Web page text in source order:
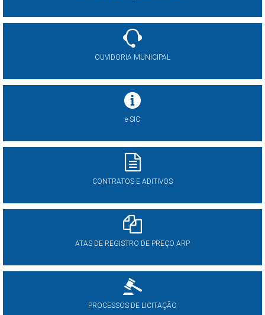
OUVIDORIA MUNICIPAL
e-SIC
CONTRATOS E ADITIVOS
ATAS DE REGISTRO DE PREÇO ARP
PROCESSOS DE LICITAÇÃO